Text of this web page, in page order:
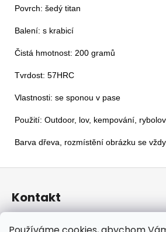
Povrch: šedý titan
Balení: s krabicí
Čistá hmotnost: 200 gramů
Tvrdost: 57HRC
Vlastnosti: se sponou v pase
Použití: Outdoor, lov, kempování,
Barva dřeva, rozmístění obrázku se
p
a
Kontakt